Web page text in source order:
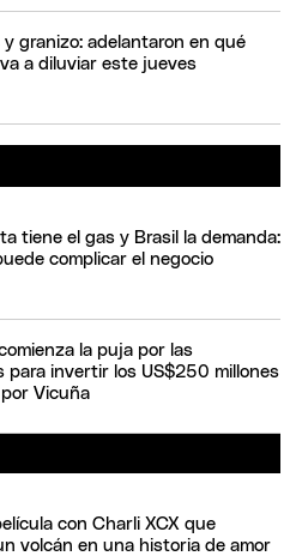
granizo: adelantaron en qué
a diluviar este jueves
tiene el gas y Brasil la demanda:
complicar el negocio
la puja por las
para invertir los US$250 millones
Vicuña
con Charli XCX que
volcán en una historia de amor